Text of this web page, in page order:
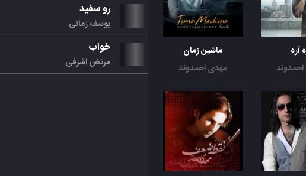
آره
ماشین زمان
مهدی احمدوند
رو سفید
یوسف زمانی
خواب
مرتض اشرفی